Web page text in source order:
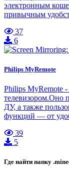
электронным
привычным
37
6
Philips MyRemote
Philips MyRemote
телевизором.Оно
ДУ, а также
функций — от
39
5
Где найти папку